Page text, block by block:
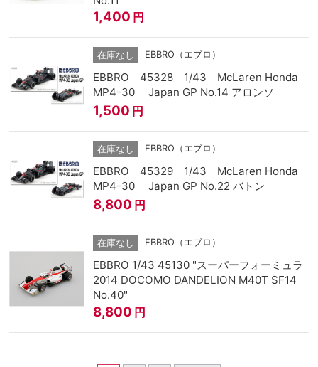
1,400 円
在庫なし EBBRO（エブロ）
EBBRO 45328 1/43 McLaren Honda
MP4-30 Japan GP No.14 アロンソ
1,500 円
在庫なし EBBRO（エブロ）
EBBRO 45329 1/43 McLaren Honda
MP4-30 Japan GP No.22 バトン
8,800 円
在庫なし EBBRO（エブロ）
EBBRO 1/43 45130 "スーパーフォーミュラ
2014 DOCOMO DANDELION M40T SF14
No.40"
8,800 円